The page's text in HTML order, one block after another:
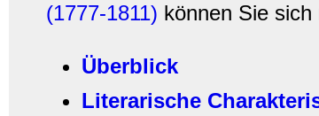
(1777-1811) können Sie
Überblick
Literarische